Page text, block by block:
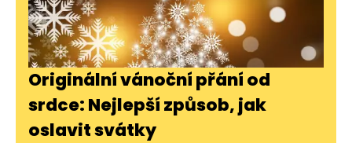
Originální vánoční přání od
srdce: Nejlepší způsob, jak
oslavit svátky